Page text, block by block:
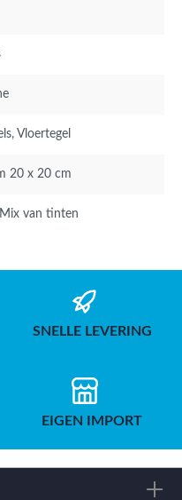
, Vloertegel
20 x 20 cm
van tinten
SNELLE LEVERING
EIGEN IMPORT